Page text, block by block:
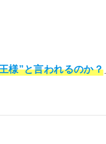
様”と言われるのか？